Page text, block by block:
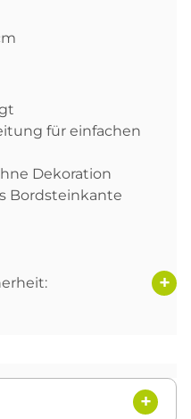
für einfachen
Dekoration
Bordsteinkante